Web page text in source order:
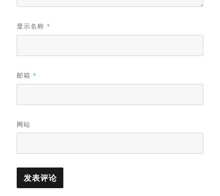
显示名称 *
邮箱 *
网站